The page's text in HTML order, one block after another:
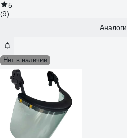
5
(9)
Аналоги
Нет в наличии